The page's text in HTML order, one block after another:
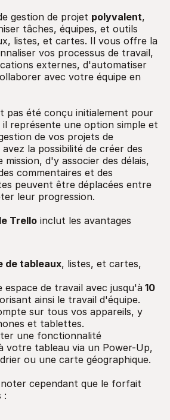
gestion de projet polyvalent,
tâches, équipes, et outils
listes, et cartes. Il vous offre la
vos processus de travail,
externes, d'automatiser
avec votre équipe en
pas été conçu initialement pour
il représente une option simple et
de vos projets de
la possibilité de créer des
d'y associer des délais,
commentaires et des
peuvent être déplacées entre
leur progression.
Trello inclut les avantages
de tableaux, listes, et cartes,
espace de travail avec jusqu'à 10
ainsi le travail d'équipe.
sur tous vos appareils, y
et tablettes.
une fonctionnalité
votre tableau via un Power-Up,
ou une carte géographique.
cependant que le forfait
: